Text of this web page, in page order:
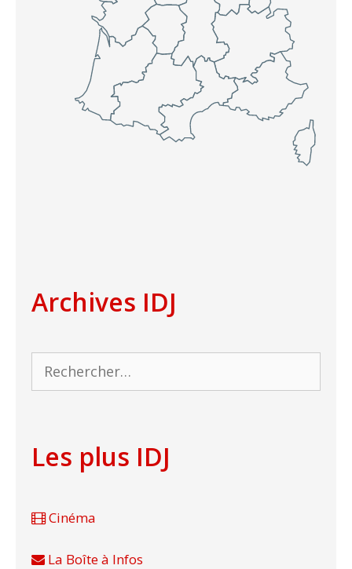
Archives IDJ
Rechercher :
Les plus IDJ
Cinéma
La Boîte à Infos